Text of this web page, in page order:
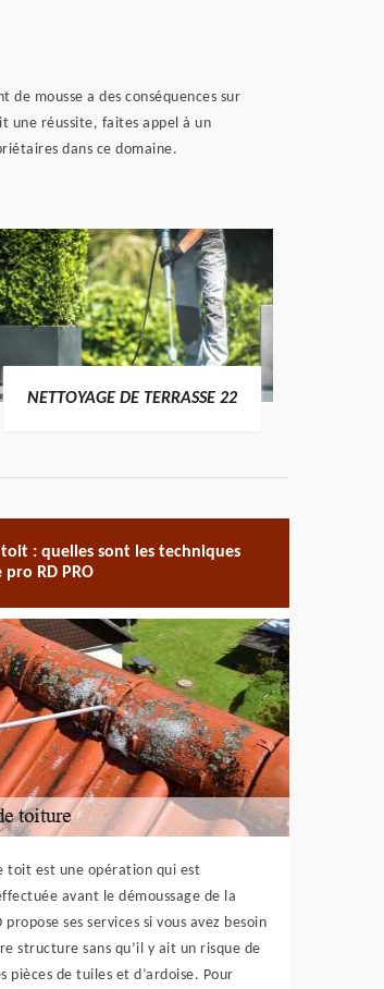
mousse a des conséquences sur
une réussite, faites appel à un
dans ce domaine.
NETTOYAGE DE TERRASSE 22
: quelles sont les techniques
RD PRO
toit est une opération qui est
avant le démoussage de la
ses services si vous avez besoin
structure sans qu’il y ait un risque de
pièces de tuiles et d’ardoise. Pour